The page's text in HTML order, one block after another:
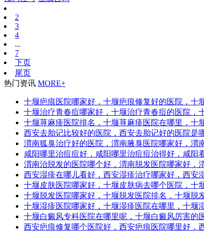
2
3
4
...
7
下页
尾页
热门资讯 MORE+
十堰疤痕医院哪家好，十堰疤痕修复好的医院，十
十堰治疗青春痘哪家好，十堰治疗青春痘的医院，
十堰荨麻疹医院排名，十堰荨麻疹医院在哪里，十
西安去胎记比较好的医院，西安去胎记好的医院是
渭南狐臭治疗好的医院，渭南腋臭医院哪家好，渭
咸阳哪里治痘痘好，咸阳哪里治痘痘治得好，咸阳
渭南治脱发的医院哪个好，渭南脱发医院哪家好，
西安湿疹在哪儿看好，西安湿疹治疗哪家好，西安
十堰皮肤医院哪家好，十堰皮肤病去哪个医院，十
十堰脱发医院哪家好，十堰脱发医院排名，十堰脱
十堰湿疹医院哪家好，十堰湿疹医院在哪里，十堰
十堰白癜风专科医院在哪里呢，十堰白癜风厉害的
西安疤痕修复哪个医院好，西安疤痕医院哪里好，